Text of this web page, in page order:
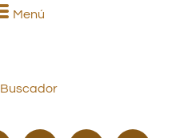
Menú
Buscador